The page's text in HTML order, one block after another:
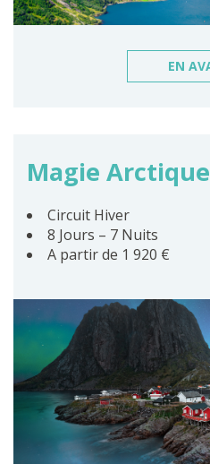
EN
Magie Arctique
Circuit Hiver
8 Jours – 7 Nuits
A partir de 1 920 €